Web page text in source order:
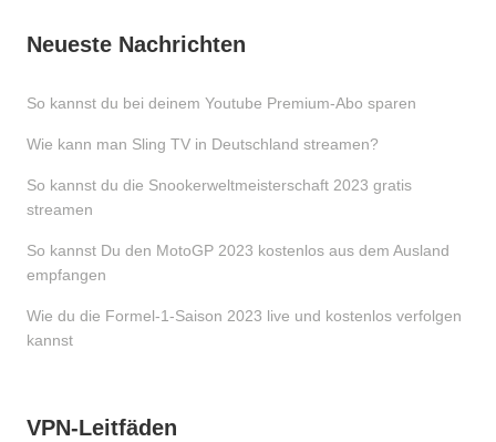
Neueste Nachrichten
So kannst du bei deinem Youtube Premium-Abo sparen
Wie kann man Sling TV in Deutschland streamen?
So kannst du die Snookerweltmeisterschaft 2023 gratis
streamen
So kannst Du den MotoGP 2023 kostenlos aus dem Ausland
empfangen
Wie du die Formel-1-Saison 2023 live und kostenlos verfolgen
kannst
VPN-Leitfäden